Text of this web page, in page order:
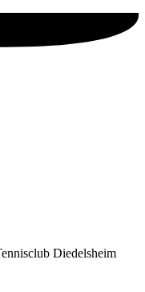
Diedelsheim